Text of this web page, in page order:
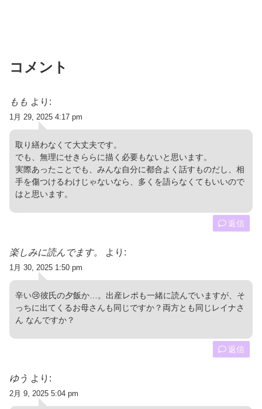
コメント
もも より:
1月 29, 2025 4:17 pm
取り繕わなくて大丈夫です。
でも、無理にせきららに描く必要もないと思います。
実際あったことでも、みんな自分に都合よく話すものだし、相
手を傷つけるわけじゃないなら、多くを語らなくてもいいので
はと思います。
返信
楽しみに読んでます。 より:
1月 30, 2025 1:50 pm
辛い😢彼氏の夕飯か…。出産レポも一緒に読んでいますが、そ
っちに出てくるお母さんも同じですか？両方とも同じレイナさ
ん なんですか？
返信
ゆう より:
2月 9, 2025 5:04 pm